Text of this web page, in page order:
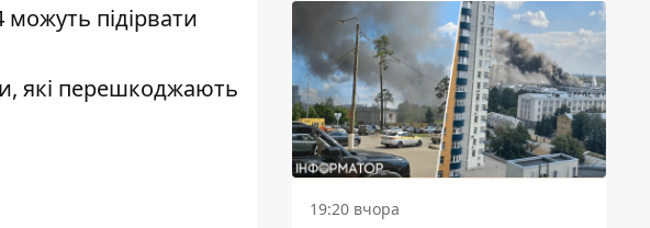
підірвати
які перешкоджають
19:20 вчора